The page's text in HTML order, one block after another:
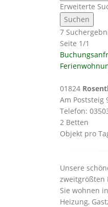
Erweiterte
7
Seite 1/1
01824
Am Poststeig
Telefon:
2 Betten
Objekt pro
Unsere
zweitgrößten
Sie wohnen
Heizung,